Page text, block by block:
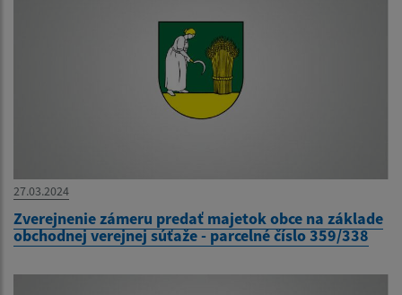
27.03.2024
Zverejnenie zámeru predať majetok obce na základe
obchodnej verejnej súťaže - parcelné číslo 359/338